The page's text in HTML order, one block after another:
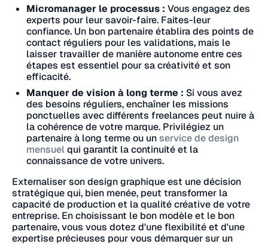
Micromanager le processus : Vous engagez des
experts pour leur savoir-faire. Faites-leur
confiance. Un bon partenaire établira des points de
contact réguliers pour les validations, mais le
laisser travailler de manière autonome entre ces
étapes est essentiel pour sa créativité et son
efficacité.
Manquer de vision à long terme : Si vous avez
des besoins réguliers, enchaîner les missions
ponctuelles avec différents freelances peut nuire à
la cohérence de votre marque. Privilégiez un
partenaire à long terme ou unservice de design
mensuelqui garantit la continuité et la
connaissance de votre univers.
Externaliser son design graphique est une décision
stratégique qui, bien menée, peut transformer la
capacité de production et la qualité créative de votre
entreprise. En choisissant le bon modèle et le bon
partenaire, vous vous dotez d'une flexibilité et d'une
expertise précieuses pour vous démarquer sur un